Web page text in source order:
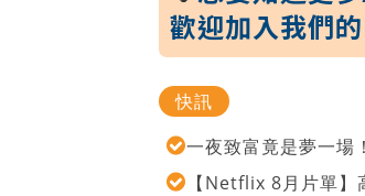
歡迎加入我們
快訊
一夜致富竟是夢一場
【Netflix 8月片單